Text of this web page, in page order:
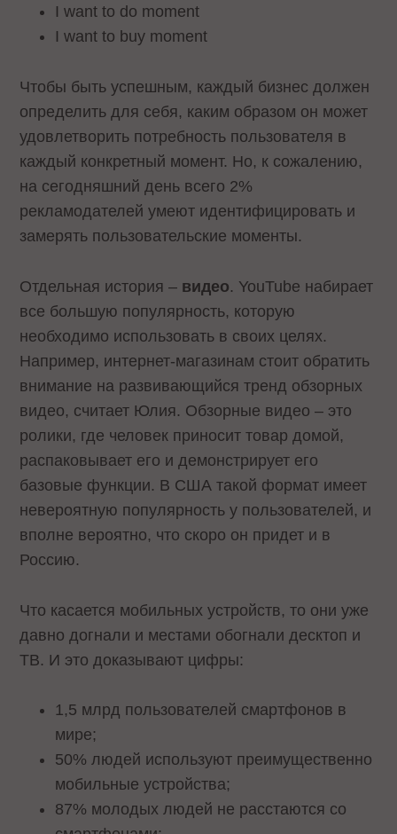
I want to do moment
I want to buy moment
Чтобы быть успешным, каждый бизнес должен
определить для себя, каким образом он может
удовлетворить потребность пользователя в
каждый конкретный момент. Но, к сожалению,
на сегодняшний день всего 2%
рекламодателей умеют идентифицировать и
замерять пользовательские моменты.
Отдельная история – видео. YouTube набирает
все большую популярность, которую
необходимо использовать в своих целях.
Например, интернет-магазинам стоит обратить
внимание на развивающийся тренд обзорных
видео, считает Юлия. Обзорные видео – это
ролики, где человек приносит товар домой,
распаковывает его и демонстрирует его
базовые функции. В США такой формат имеет
невероятную популярность у пользователей, и
вполне вероятно, что скоро он придет и в
Россию.
Что касается мобильных устройств, то они уже
давно догнали и местами обогнали десктоп и
ТВ. И это доказывают цифры:
1,5 млрд пользователей смартфонов в
мире;
50% людей используют преимущественно
мобильные устройства;
87% молодых людей не расстаются со